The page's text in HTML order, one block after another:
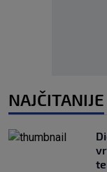
NAJČITANIJE